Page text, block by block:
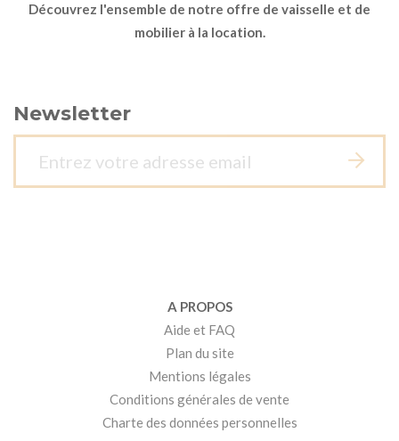
Découvrez l'ensemble de notre offre de vaisselle et de
mobilier à la location.
Newsletter
A PROPOS
Aide et FAQ
Plan du site
Mentions légales
Conditions générales de vente
Charte des données personnelles